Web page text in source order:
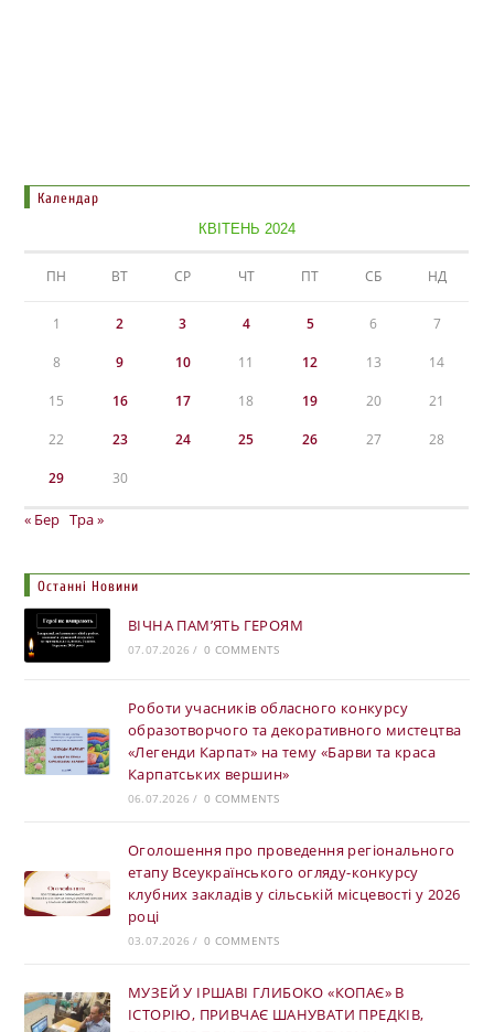
Календар
КВІТЕНЬ 2024
ПН ВТ СР ЧТ ПТ СБ НД
1 2 3 4 5 6 7
8 9 10 11 12 13 14
15 16 17 18 19 20 21
22 23 24 25 26 27 28
29 30
« Бер Тра »
Останні Новини
ВІЧНА ПАМ’ЯТЬ ГЕРОЯМ
07.07.2026 / 0 COMMENTS
Роботи учасників обласного конкурсу
образотворчого та декоративного мистецтва
«Легенди Карпат» на тему «Барви та краса
Карпатських вершин»
06.07.2026 / 0 COMMENTS
Оголошення про проведення регіонального
етапу Всеукраїнського огляду-конкурсу
клубних закладів у сільській місцевості у 2026
році
03.07.2026 / 0 COMMENTS
МУЗЕЙ У ІРШАВІ ГЛИБОКО «КОПАЄ» В
ІСТОРІЮ, ПРИВЧАЄ ШАНУВАТИ ПРЕДКІВ,